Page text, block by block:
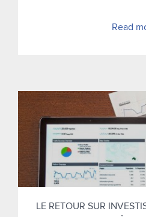
Read
LE RETOUR SUR